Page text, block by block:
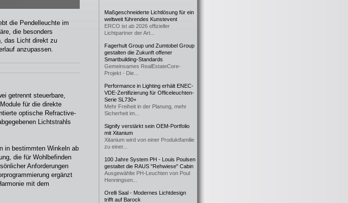
die Pendelleuchte im
die besonders
das Licht direkt zu
anzupassen.
getrennt steuerbare,
für die direkte
optische Refractive-
Lichtstrahls
in bestimmten Winkeln ab
die für Wohlbefinden
Anforderungen
ergänzt
mit dem
Maßgeschneiderte Lichtlösung für ein
weltweit führendes Kunstevent
ERCO ist ab 2026 offizieller
Lichtpartner der Art...
Fagerhult Group und Zumtobel Group
gestalten die Zukunft offener
Smartbuilding-Standards
Gemeinsames RealEstateCore-
Projekt - Die...
Performance in Lighting erhält ENEC-
VDE-Zertifizierung für Officeleuchten-
Serie SL730+
Mehr Freiheit in der Planung, mehr
Sicherheit im...
Signify verstärkt sein OEM-Portfolio
mit Xitanium
Xitanium wird von einer Produktfamilie
zu einer...
100 Jahre System PH - Louis Poulsen
gestaltet die RAUS "Rehwiese" Cabin
Ausgewählte PH-Leuchten von Poul
Henningsen...
Orelli Saal - Modernes Lichtdesign
trifft auf Barock